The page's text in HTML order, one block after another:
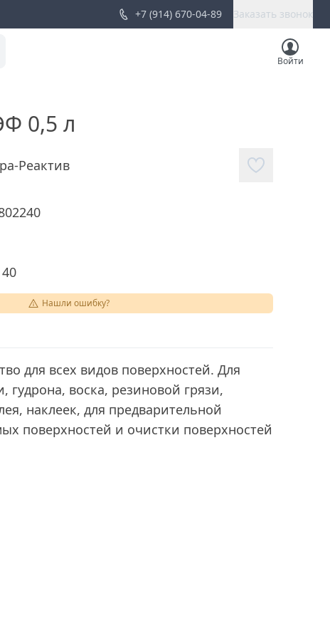
+7 (914) 670-04-89 Заказать звонок
Войти
0,5 л
Реактив
40
Нашли ошибку?
для всех видов поверхностей. Для
гудрона, воска, резиновой грязи,
наклеек, для предварительной
поверхностей и очистки поверхностей